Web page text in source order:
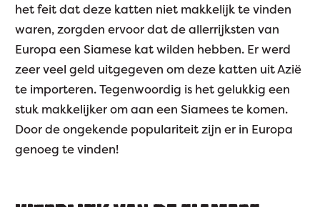
het feit dat deze katten niet makkelijk te vinden
waren, zorgden ervoor dat de allerrijksten van
Europa een Siamese kat wilden hebben. Er werd
zeer veel geld uitgegeven om deze katten uit Azië
te importeren. Tegenwoordig is het gelukkig een
stuk makkelijker om aan een Siamees te komen.
Door de ongekende populariteit zijn er in Europa
genoeg te vinden!